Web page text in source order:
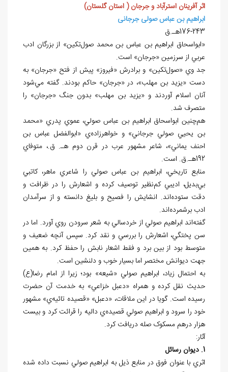
اثر آفرينان استرآباد و جرجان ( استان گلستان)
ابراهیم بن عباس صولی جرجانی
176-243هـ.ق
«ابواسحاق ابراهيم بن عباس بن محمد صول‌تکين» از بزرگان ادب
عربي از سرزمين «جرجان» است.
جد وي «صول‌تکين» و برادرش «فيروز» پيش از فتح «جرجان» به
دست «يزيد بن مهلب»، در «جرجان» حاکم بودند. گفته مي‌شود
آنان اسلام آوردند و «يزيد بن مهلب» بدون جنگ «جرجان» را
متصرف شد.
هم‌چنين ابواسحاق ابراهيم بن عباس صولي، عموي پدري «محمد
بن يحيي صولي جرجاني» و خواهرزاده‌ي «ابوالفضل عباس بن
احنف يماني»، شاعر مشهور عرب در قرن دوم هـ. ق.، متوفاي
192هـ.ق. است.
منابع تاريخي، ابراهيم بن عباس صولي را شاعري ماهر، کاتبي
بي‌بديل، اديبي کم‌نظير توصيف کرده و اشعارش را در ظرافت و
دقت ستوده‌اند. انشايش را فصيح و بليغ دانسته و از سرآمدان
ادب برشمرده‌اند.
گفته‌اند ابراهيم صولي از خردسالي به شعر سرودن روي آورد. اما در
سن پختگي، اشعارش را بررسي و نقد کرد. سپس آنچه ضعيف و
متوسط بود از بين برد و فقط اشعار نابش را حفظ کرد. به همين
جهت ديوانش مختصر اما بسيار خوب و دلنشين است.
به احتمال زياد، ابراهيم صولي «شيعه» بود؛ زيرا از امام رضا(ع)
حديث نقل کرده و همراه «دعبل خزاعي» به خدمت آن حضرت
رسيده است. گويا در اين ملاقات، «دعبل» «قصيده تائيه‌ي» مشهور
خود را سرود و ابراهيم صولي قصيده‌ي داليه را قرائت کرد و بيست
هزار درهم مسکوک صله دريافت کرد.
آثار:
1. دیوان رسائل
اثري با عنوان فوق در منابع ذيل به ابراهيم صولي نسبت داده شده